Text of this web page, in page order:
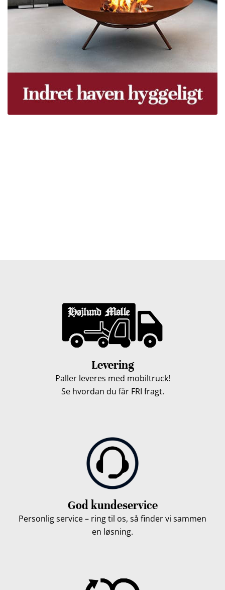
Levering
Paller leveres med mobiltruck!
Se hvordan du får FRI fragt.
God kundeservice
Personlig service – ring til os, så finder vi sammen
en løsning.